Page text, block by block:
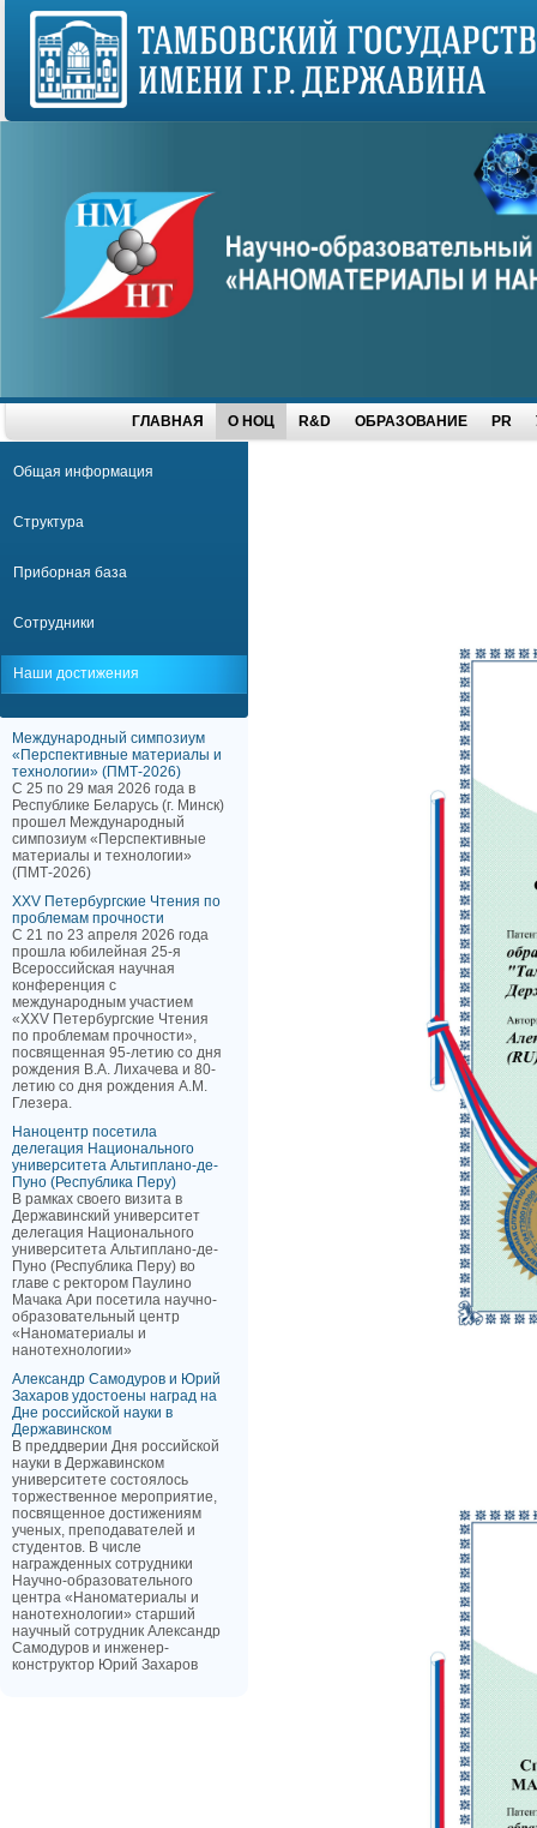
ГЛАВНАЯ О НОЦ R&D ОБРАЗОВАНИЕ PR
Общая информация
Структура
Приборная база
Сотрудники
Наши достижения
Международный симпозиум
«Перспективные материалы и
технологии» (ПМТ-2026)
С 25 по 29 мая 2026 года в
Республике Беларусь (г. Минск)
прошел Международный
симпозиум «Перспективные
материалы и технологии»
(ПМТ-2026)
XXV Петербургские Чтения по
проблемам прочности
С 21 по 23 апреля 2026 года
прошла юбилейная 25-я
Всероссийская научная
конференция с
международным участием
«XXV Петербургские Чтения
по проблемам прочности»,
посвященная 95-летию со дня
рождения В.А. Лихачева и 80-
летию со дня рождения А.М.
Глезера.
Наноцентр посетила
делегация Национального
университета Альтиплано-де-
Пуно (Республика Перу)
В рамках своего визита в
Державинский университет
делегация Национального
университета Альтиплано-де-
Пуно (Республика Перу) во
главе с ректором Паулино
Мачака Ари посетила научно-
образовательный центр
«Наноматериалы и
нанотехнологии»
Александр Самодуров и Юрий
Захаров удостоены наград на
Дне российской науки в
Державинском
В преддверии Дня российской
науки в Державинском
университете состоялось
торжественное мероприятие,
посвященное достижениям
ученых, преподавателей и
студентов. В числе
награжденных сотрудники
Научно-образовательного
центра «Наноматериалы и
нанотехнологии» старший
научный сотрудник Александр
Самодуров и инженер-
конструктор Юрий Захаров